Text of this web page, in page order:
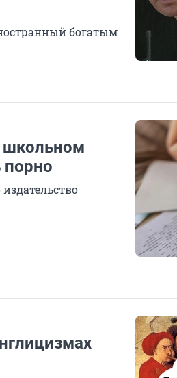
богатым
школьном
порно